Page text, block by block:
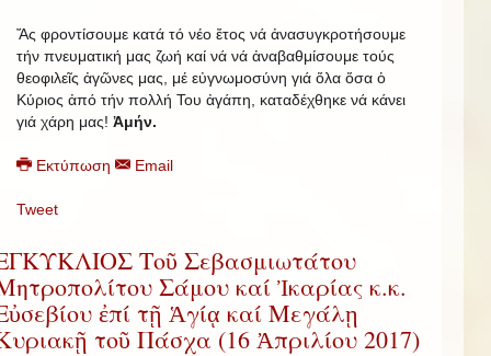
Ἄς φροντίσουμε κατά τό νέο ἔτος νά ἀνασυγκροτήσουμε
τήν πνευματική μας ζωή καί νά νά ἀναβαθμίσουμε τούς
θεοφιλεῖς ἀγῶνες μας, μέ εὐγνωμοσύνη γιά ὅλα ὅσα ὁ
Κύριος ἀπό τήν πολλή Του ἀγάπη, καταδέχθηκε νά κάνει
γιά χάρη μας! Ἀμήν.
Εκτύπωση Email
Tweet
Τοῦ Σεβασμιωτάτου
Σάμου καί Ἰκαρίας κ.κ.
ἐπί τῇ Ἁγίᾳ καί Μεγάλῃ
τοῦ Πάσχα (16 Ἀπριλίου 2017)